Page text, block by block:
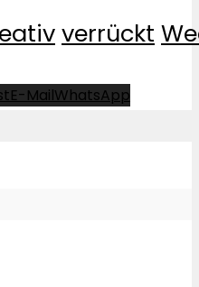
verrückt
E-MailWhatsApp